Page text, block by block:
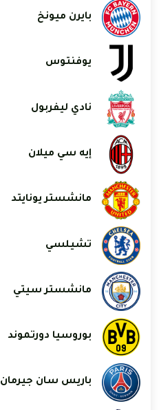
بايرن ميونخ
يوفنتوس
نادي ليفربول
إيه سي ميلان
مانشستر يونايتد
تشيلسي
مانشستر سيتي
بوروسيا دورتموند
باريس سان جيرمان